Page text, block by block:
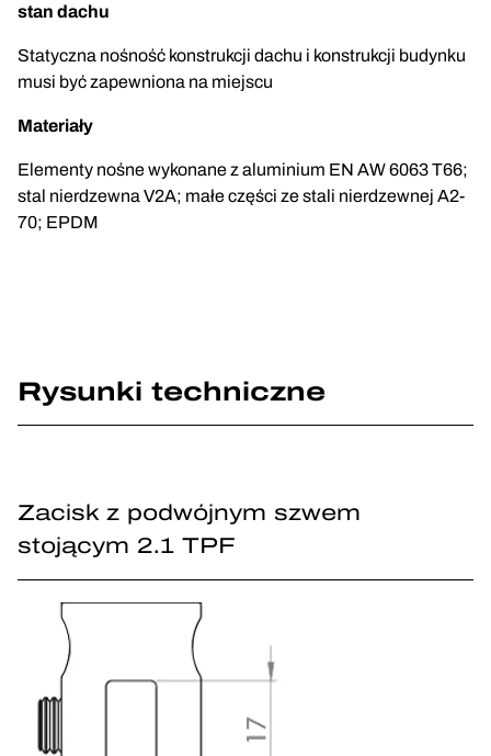
stan dachu
Statyczna nośność konstrukcji dachu i konstrukcji budynku
musi być zapewniona na miejscu
Materiały
Elementy nośne wykonane z aluminium EN AW 6063 T66;
stal nierdzewna V2A; małe części ze stali nierdzewnej A2-
70; EPDM
Rysunki techniczne
Zacisk z podwójnym szwem
stojącym 2.1 TPF